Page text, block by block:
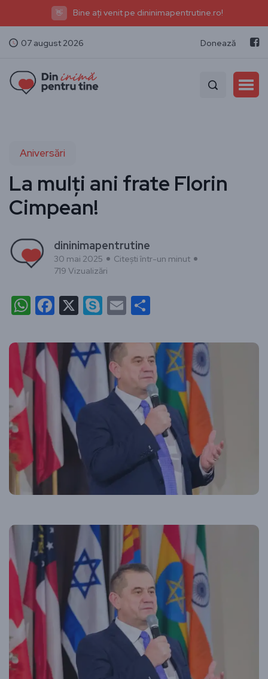
👋 Bine ați venit pe dininimapentrutine.ro!
07 august 2026 Donează
Aniversări
La mulți ani frate Florin
Cimpean!
dininimapentrutine
30 mai 2025
Citești într-un minut
719 Vizualizări
WhatsApp
Facebook
X Skype
Email